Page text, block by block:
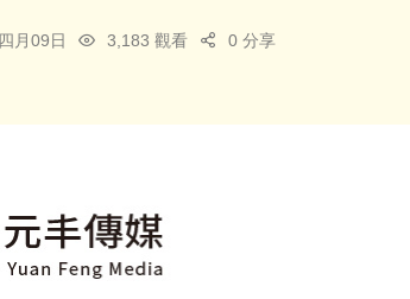
月09日 3,183 觀看 0 分享